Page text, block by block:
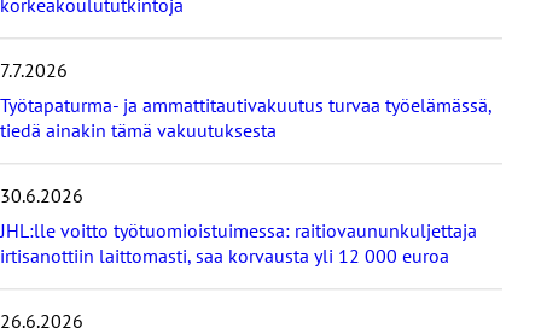
u
t
i
e
t
7.7.2026
Työtapaturma- ja ammattitautivakuutus turvaa työelämässä,
tiedä ainakin tämä vakuutuksesta
30.6.2026
JHL:lle voitto työtuomioistuimessa: raitiovaununkuljettaja
irtisanottiin laittomasti, saa korvausta yli 12 000 euroa
26.6.2026